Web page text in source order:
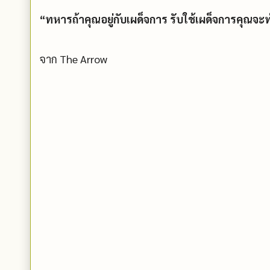
“ทหารถ้าคุณอยู่กับเผด็จการ รับใช้เผด็จการคุณจะ
จาก The Arrow